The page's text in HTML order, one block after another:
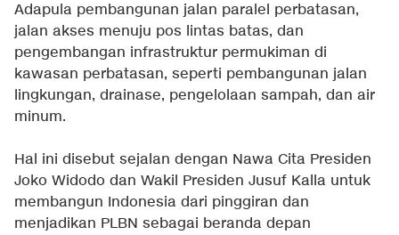
Adapula pembangunan jalan paralel perbatasan,
jalan akses menuju pos lintas batas, dan
pengembangan infrastruktur permukiman di
kawasan perbatasan, seperti pembangunan jalan
lingkungan, drainase, pengelolaan sampah, dan air
minum.
Hal ini disebut sejalan dengan Nawa Cita Presiden
Joko Widodo dan Wakil Presiden Jusuf Kalla untuk
membangun Indonesia dari pinggiran dan
menjadikan PLBN sebagai beranda depan